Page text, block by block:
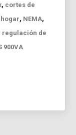
, cortes de
hogar, NEMA,
regulación de
900VA